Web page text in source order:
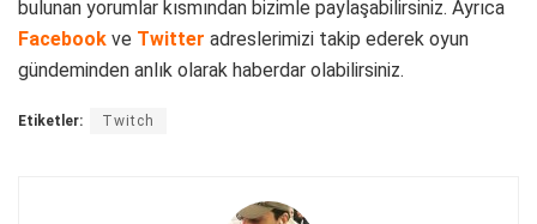
bulunan yorumlar kısmından bizimle paylaşabilirsiniz. Ayrıca
Facebook ve Twitter adreslerimizi takip ederek oyun
gündeminden anlık olarak haberdar olabilirsiniz.
Etiketler: Twitch